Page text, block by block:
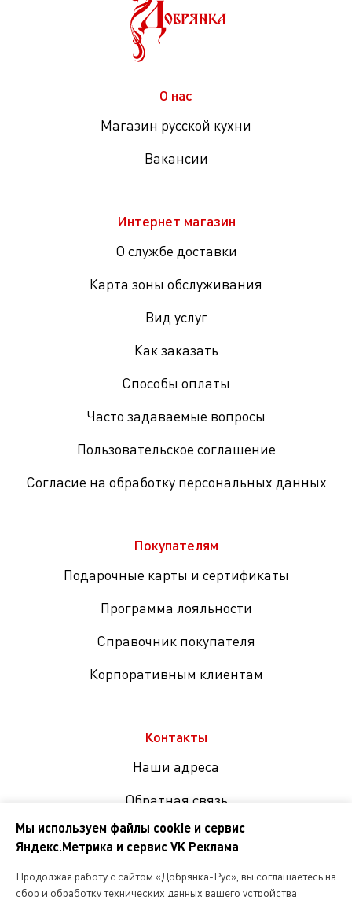
О нас
Магазин русской кухни
Вакансии
Интернет магазин
О службе доставки
Карта зоны обслуживания
Вид услуг
Как заказать
Способы оплаты
Часто задаваемые вопросы
Пользовательское соглашение
Согласие на обработку персональных данных
Покупателям
Подарочные карты и сертификаты
Программа лояльности
Справочник покупателя
Корпоративным клиентам
Контакты
Наши адреса
Обратная связь
соцсетях
Мы используем файлы cookie и сервис
Яндекс.Метрика и сервис VK Реклама
Продолжая работу с сайтом «Добрянка-Рус», вы соглашаетесь на
сбор и обработку технических данных вашего устройства